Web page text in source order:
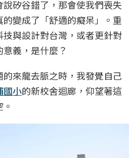
矽谷錯了，那會使我們喪失
變成了「舒適的癡呆」。重
與設計對台灣，或者更針對
義，是什麼？
來龍去脈之時，我發覺自己
國小的新校舍迴廊，仰望著這